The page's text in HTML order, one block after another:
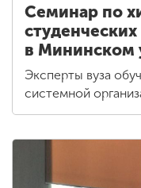
Семинар по
в Мининском
Эксперты вуза
системной